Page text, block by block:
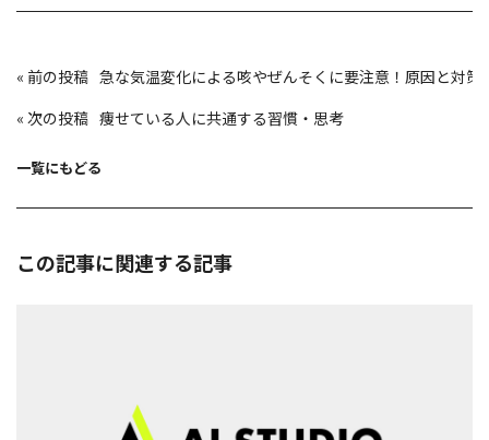
投
稿
ゲ
ョ
«
急な気温変化による咳やぜんそくに要注意！原因と対策
«
痩せている人に共通する習慣・思考
一覧にもどる
この記事に関連する記事